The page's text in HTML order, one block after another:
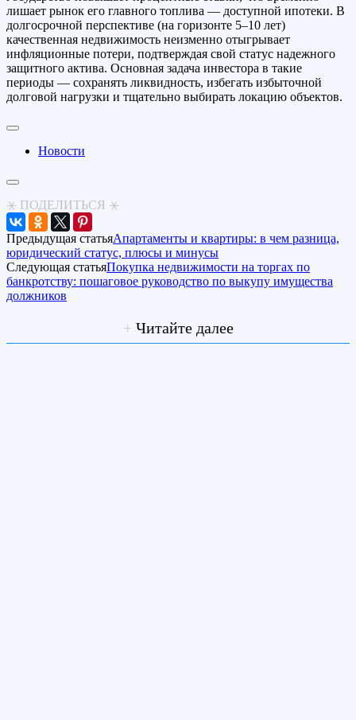
лишает рынок его главного топлива — доступной ипотеки. В
долгосрочной перспективе (на горизонте 5–10 лет)
качественная недвижимость неизменно отыгрывает
инфляционные потери, подтверждая свой статус надежного
защитного актива. Основная задача инвестора в такие
периоды — сохранять ликвидность, избегать избыточной
долговой нагрузки и тщательно выбирать локацию объектов.
Новости
⚹ ПОДЕЛИТЬСЯ ⚹
Предыдущая статьяАпартаменты и квартиры: в чем разница,
юридический статус, плюсы и минусы
Следующая статьяПокупка недвижимости на торгах по
банкротству: пошаговое руководство по выкупу имущества
должников
+ Читайте далее